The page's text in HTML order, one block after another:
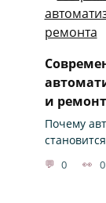
и
Почему
становится
0 0